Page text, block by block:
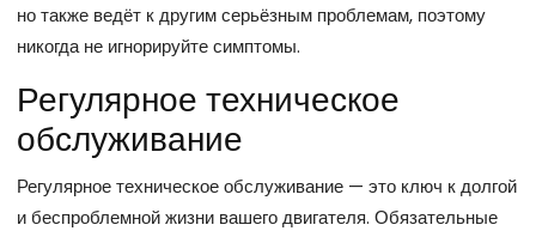
но также ведёт к другим серьёзным проблемам, поэтому
никогда не игнорируйте симптомы.
Регулярное техническое
обслуживание
Регулярное техническое обслуживание — это ключ к долгой
и беспроблемной жизни вашего двигателя. Обязательные